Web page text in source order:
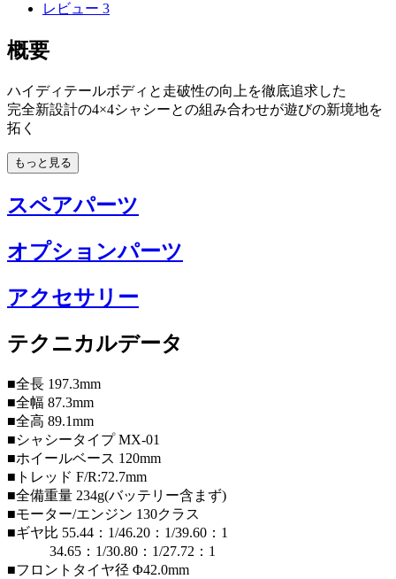
レビュー 3
概要
ハイディテールボディと走破性の向上を徹底追求した
完全新設計の4×4シャシーとの組み合わせが遊びの新境地を
拓く
もっと見る
スペアパーツ
オプションパーツ
アクセサリー
テクニカルデータ
■全長 197.3mm
■全幅 87.3mm
■全高 89.1mm
■シャシータイプ MX-01
■ホイールベース 120mm
■トレッド F/R:72.7mm
■全備重量 234g(バッテリー含まず)
■モーター/エンジン 130クラス
■ギヤ比 55.44：1/46.20：1/39.60：1
34.65：1/30.80：1/27.72：1
■フロントタイヤ径 Φ42.0mm